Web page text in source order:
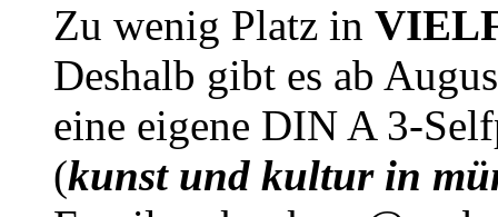
Zu wenig Platz in
Deshalb gibt es ab
eine eigene DIN A 3-
(kunst und kultur in